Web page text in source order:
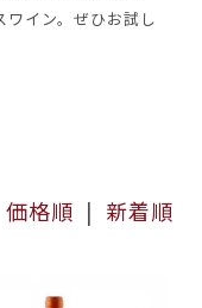
ワイン。ぜひお試し
価格順 | 新着順